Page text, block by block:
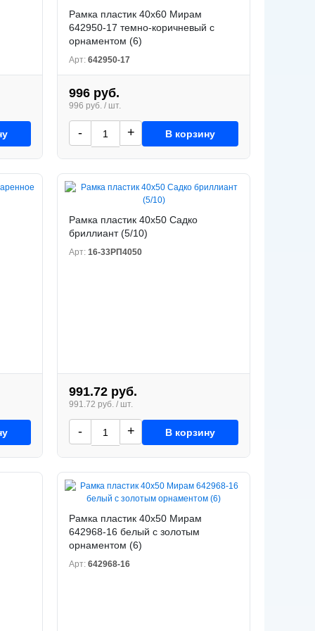
Рамка пластик 40x60 Мирам
642950-17 темно-коричневый с
орнаментом (6)
Арт: 642950-17
996 руб.
996 руб. / шт.
- + В корзину
Рамка пластик 40x50 Садко
бриллиант (5/10)
Арт: 16-33РП4050
991.72 руб.
991.72 руб. / шт.
- + В корзину
Рамка пластик 40x50 Мирам
642968-16 белый с золотым
орнаментом (6)
Арт: 642968-16